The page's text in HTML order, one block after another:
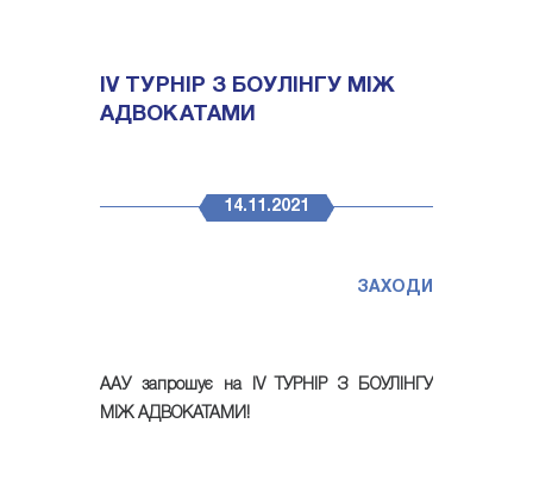
ІV ТУРНІР З БОУЛІНГУ МІЖ
АДВОКАТАМИ
14.11.2021
ЗАХОДИ
ААУ запрошує на ІV ТУРНІР З БОУЛІНГУ
МІЖ АДВОКАТАМИ!